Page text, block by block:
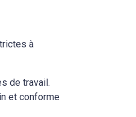
à
de travail.
et conforme